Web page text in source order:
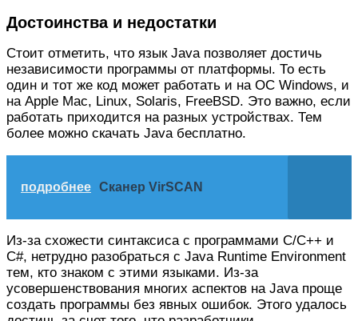
Достоинства и недостатки
Стоит отметить, что язык Java позволяет достичь
независимости программы от платформы. То есть
один и тот же код может работать и на ОС Windows, и
на Apple Mac, Linux, Solaris, FreeBSD. Это важно, если
работать приходится на разных устройствах. Тем
более можно скачать Java бесплатно.
подробнее Сканер VirSCAN
Из-за схожести синтаксиса с программами C/C++ и
C#, нетрудно разобраться с Java Runtime Environment
тем, кто знаком с этими языками. Из-за
усовершенствования многих аспектов на Java проще
создать программы без явных ошибок. Этого удалось